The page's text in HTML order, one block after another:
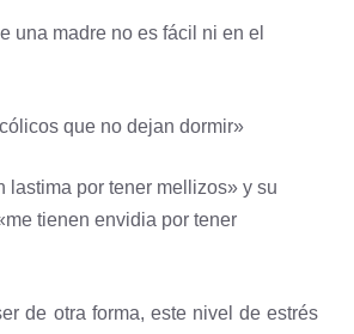
una madre no es fácil ni en el
que no dejan dormir»
lastima por tener mellizos» y su
tienen envidia por tener
de otra forma, este nivel de estrés